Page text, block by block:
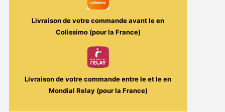
Livraison de votre commande avant leen
Colissimo (pour la France)
Livraison de votre commande entre leet leen
Mondial Relay (pour la France)